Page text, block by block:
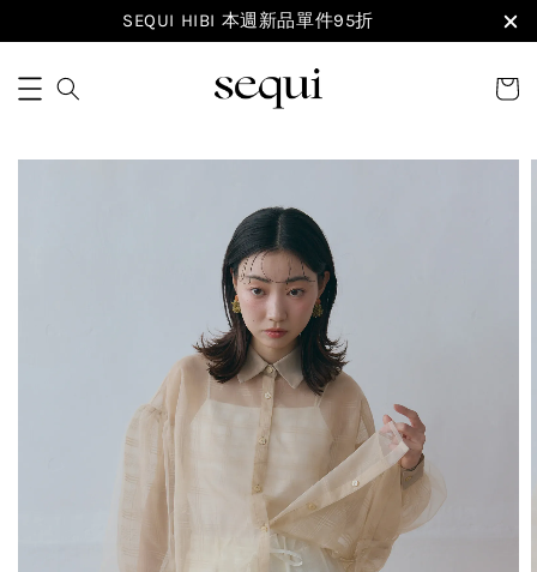
SEQUI HIBI 本週新品單件95折